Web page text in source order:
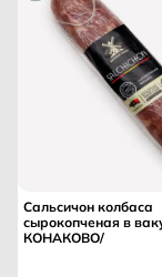
Сальсичон колбаса
сырокопченая в
КОНАКОВО/